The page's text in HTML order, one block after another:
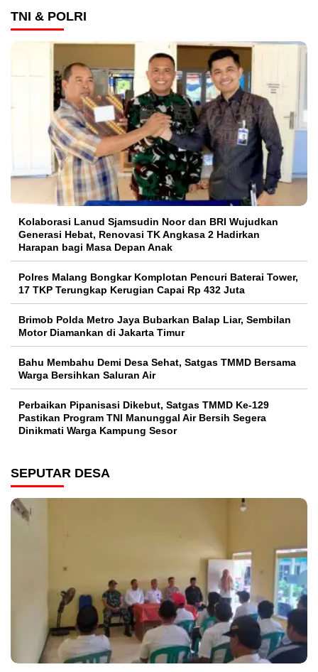
TNI & POLRI
Kolaborasi Lanud Sjamsudin Noor dan BRI Wujudkan
Generasi Hebat, Renovasi TK Angkasa 2 Hadirkan
Harapan bagi Masa Depan Anak
Polres Malang Bongkar Komplotan Pencuri Baterai Tower,
17 TKP Terungkap Kerugian Capai Rp 432 Juta
Brimob Polda Metro Jaya Bubarkan Balap Liar, Sembilan
Motor Diamankan di Jakarta Timur
Bahu Membahu Demi Desa Sehat, Satgas TMMD Bersama
Warga Bersihkan Saluran Air
Perbaikan Pipanisasi Dikebut, Satgas TMMD Ke-129
Pastikan Program TNI Manunggal Air Bersih Segera
Dinikmati Warga Kampung Sesor
SEPUTAR DESA